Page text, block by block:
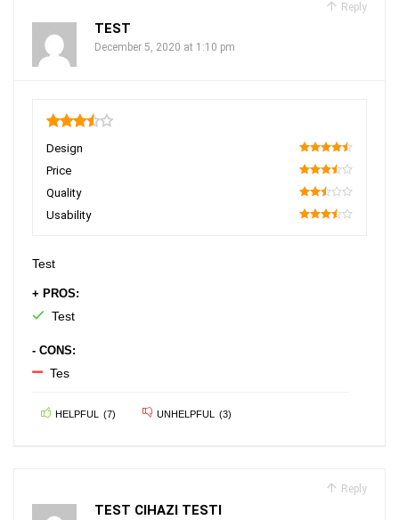
Reply
TEST
December 5, 2020 at 1:10 pm
Design
90
Price
70
Quality
50
Usability
Test
+ PROS:
Test
- CONS:
Tes
HELPFUL (7) UNHELPFUL (3)
Reply
TEST CIHAZI TESTI